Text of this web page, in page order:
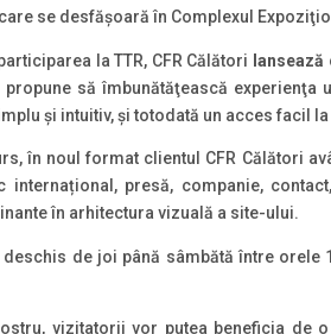
care se desfășoară în Complexul
la TTR, CFR Călători lansează
propune să îmbunătăţească
şi intuitiv, şi totodată un acces facil
în noul format clientul CFR Călători
presă, companie,
în arhitectura vizuală a site-ului.
de joi până sâmbătă între
vizitatorii vor putea beneficia